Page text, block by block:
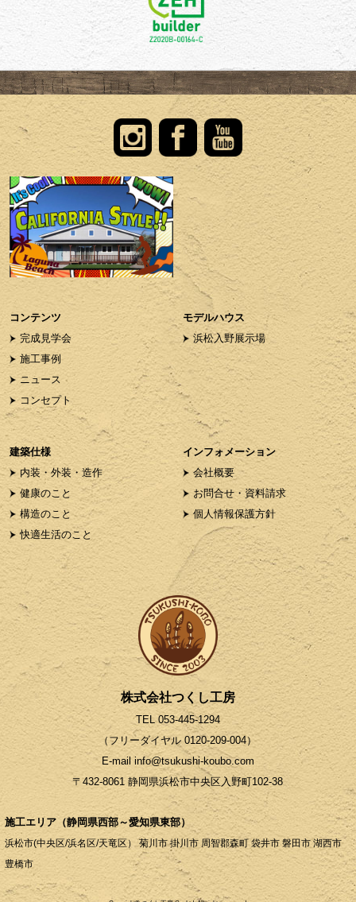
コンテンツ
完成見学会
施工事例
ニュース
コンセプト
モデルハウス
浜松入野展示場
建築仕様
内装・外装・造作
健康のこと
構造のこと
快適生活のこと
インフォメーション
会社概要
お問合せ・資料請求
個人情報保護方針
株式会社つくし工房
TEL 053-445-1294
（フリーダイヤル 0120-209-004）
E-mail info@tsukushi-koubo.com
〒432-8061 静岡県浜松市中央区入野町102-38
施工エリア（静岡県西部～愛知県東部）
浜松市(中央区/浜名区/天竜区） 菊川市 掛川市 周智郡森町 袋井市 磐田市 湖西市
豊橋市